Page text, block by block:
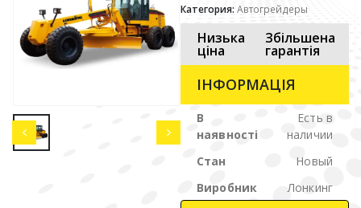
Категория: Автогрейдеры
Низька
ціна
Збільшена
гарантія
ІНФОРМАЦІЯ
В
наявності
Есть в
наличии
Стан
Новый
Виробник
Лонкинг